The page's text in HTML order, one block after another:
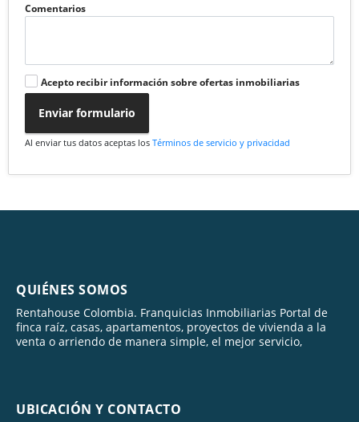
Comentarios
Acepto recibir información sobre ofertas inmobiliarias
Enviar formulario
Al enviar tus datos aceptas los Términos de servicio y privacidad
QUIÉNES SOMOS
Rentahouse Colombia. Franquicias Inmobiliarias Portal de
finca raíz, casas, apartamentos, proyectos de vivienda a la
venta o arriendo de manera simple, el mejor servicio,
UBICACIÓN Y CONTACTO